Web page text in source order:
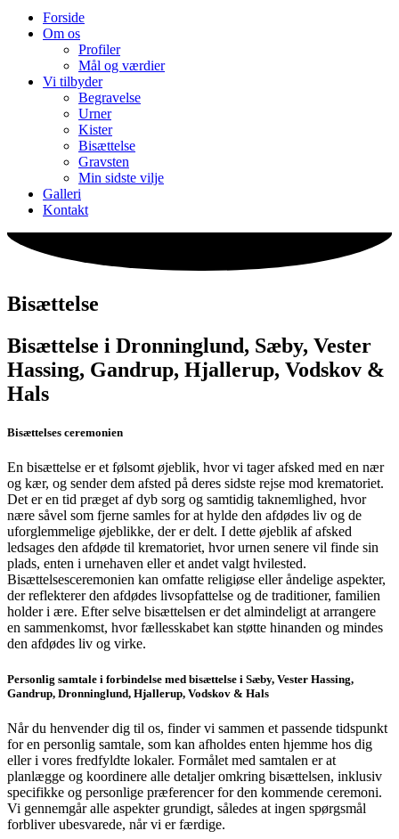
Forside
Om os
Profiler
Mål og værdier
Vi tilbyder
Begravelse
Urner
Kister
Bisættelse
Gravsten
Min sidste vilje
Galleri
Kontakt
Bisættelse
Bisættelse i Dronninglund, Sæby, Vester
Hassing, Gandrup, Hjallerup, Vodskov &
Hals
Bisættelses ceremonien
En bisættelse er et følsomt øjeblik, hvor vi tager afsked med en nær
og kær, og sender dem afsted på deres sidste rejse mod krematoriet.
Det er en tid præget af dyb sorg og samtidig taknemlighed, hvor
nære såvel som fjerne samles for at hylde den afdødes liv og de
uforglemmelige øjeblikke, der er delt. I dette øjeblik af afsked
ledsages den afdøde til krematoriet, hvor urnen senere vil finde sin
plads, enten i urnehaven eller et andet valgt hvilested.
Bisættelsesceremonien kan omfatte religiøse eller åndelige aspekter,
der reflekterer den afdødes livsopfattelse og de traditioner, familien
holder i ære. Efter selve bisættelsen er det almindeligt at arrangere
en sammenkomst, hvor fællesskabet kan støtte hinanden og mindes
den afdødes liv og virke.
Personlig samtale i forbindelse med bisættelse i Sæby, Vester Hassing,
Gandrup, Dronninglund, Hjallerup, Vodskov & Hals
Når du henvender dig til os, finder vi sammen et passende tidspunkt
for en personlig samtale, som kan afholdes enten hjemme hos dig
eller i vores fredfyldte lokaler. Formålet med samtalen er at
planlægge og koordinere alle detaljer omkring bisættelsen, inklusiv
specifikke og personlige præferencer for den kommende ceremoni.
Vi gennemgår alle aspekter grundigt, således at ingen spørgsmål
forbliver ubesvarede, når vi er færdige.